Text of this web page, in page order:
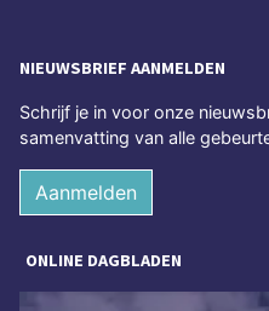
NIEUWSBRIEF AANMELDEN
Schrijf je in voor onze
samenvatting van alle
Aanmelden
ONLINE DAGBLADEN